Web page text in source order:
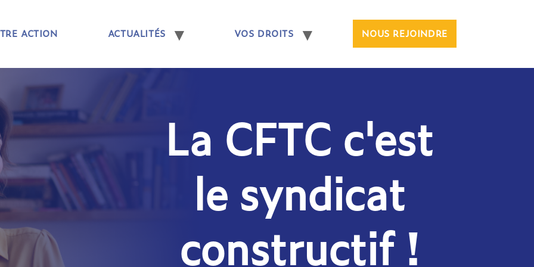
ACTION ACTUALITÉS VOS DROITS NOUS REJOINDRE
La CFTC c'est
le syndicat
constructif !